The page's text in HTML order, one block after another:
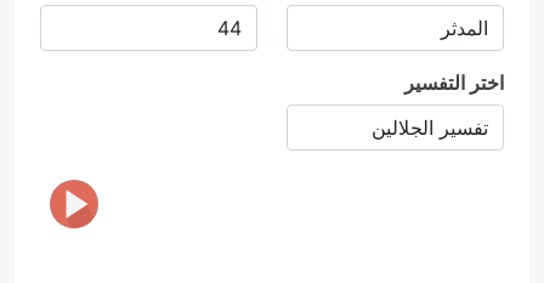
اختر التفسير